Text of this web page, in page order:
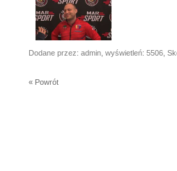
Dodane przez: admin, wyświetleń: 5506,
« Powrót